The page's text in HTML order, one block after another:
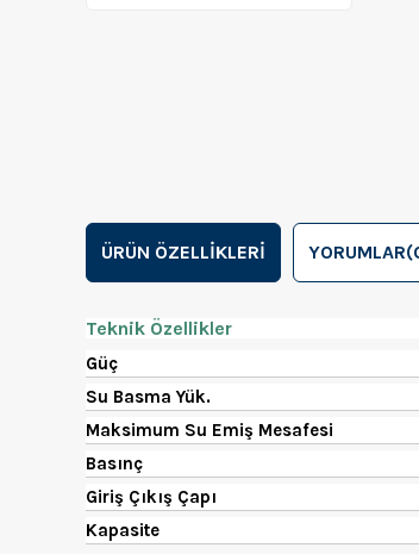
ÜRÜN ÖZELLIKLERI YORUMLAR
Teknik Özellikler
Güç
Su Basma Yük.
Maksimum Su Emiş Mesafesi
Basınç
Giriş Çıkış Çapı
Kapasite